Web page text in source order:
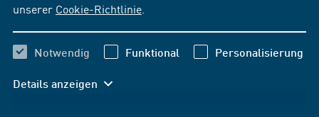
unserer Cookie-Richtlinie
Notwendig Funktional Personalisierung
Details anzeigen